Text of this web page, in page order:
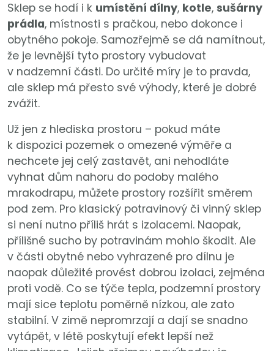
Sklep se hodí i k umístění dílny, kotle, sušárny
prádla, místnosti s pračkou, nebo dokonce i
obytného pokoje. Samozřejmě se dá namítnout,
že je levnější tyto prostory vybudovat
v nadzemní části. Do určité míry je to pravda,
ale sklep má přesto své výhody, které je dobré
zvážit.
Už jen z hlediska prostoru – pokud máte
k dispozici pozemek o omezené výměře a
nechcete jej celý zastavět, ani nehodláte
vyhnat dům nahoru do podoby malého
mrakodrapu, můžete prostory rozšířit směrem
pod zem. Pro klasický potravinový či vinný sklep
si není nutno příliš hrát s izolacemi. Naopak,
přílišné sucho by potravinám mohlo škodit. Ale
v části obytné nebo vyhrazené pro dílnu je
naopak důležité provést dobrou izolaci, zejména
proti vodě. Co se týče tepla, podzemní prostory
mají sice teplotu poměrně nízkou, ale zato
stabilní. V zimě nepromrzají a dají se snadno
vytápět, v létě poskytují efekt lepší než